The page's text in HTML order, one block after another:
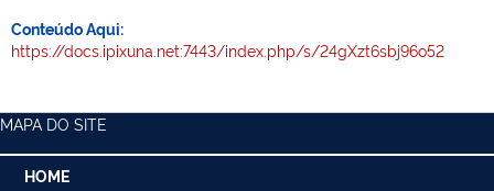
Conteúdo Aqui:
https://docs.ipixuna.net:7443/index.php/s/24gXzt6sbj96o52
MAPA DO SITE
HOME